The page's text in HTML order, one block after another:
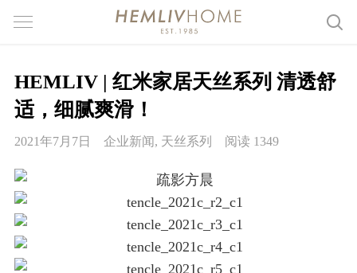
HEMLIV | 红米家居天丝系列 清透舒
适，细腻爽滑！
2021年7月7日 企业新闻 , 天丝系列 阅读 1349